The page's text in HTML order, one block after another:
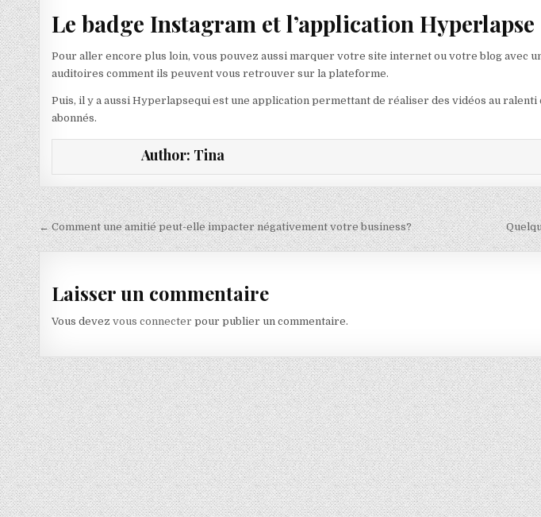
Le badge Instagram et l’application Hyperlapse
Pour aller encore plus loin, vous pouvez aussi marquer votre site internet ou votre blog avec
auditoires comment ils peuvent vous retrouver sur la plateforme.
Puis, il y a aussi Hyperlapsequi est une application permettant de réaliser des vidéos au ralenti
abonnés.
Author: Tina
Navigation de l’article
← Comment une amitié peut-elle impacter négativement votre business?
Laisser un commentaire
Vous devezvous connecter pour publier un commentaire.